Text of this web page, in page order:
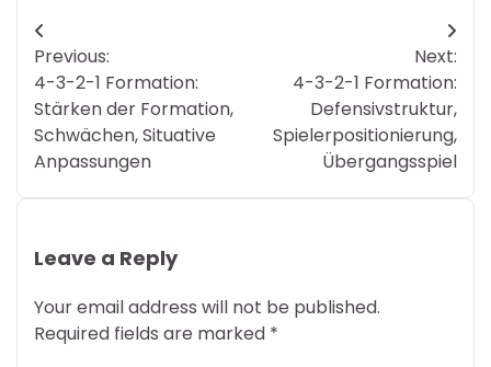
Post
navigation
Previous:
4-3-2-1 Formation:
Stärken der Formation,
Schwächen, Situative
Anpassungen
Next:
4-3-2-1 Formation:
Defensivstruktur,
Spielerpositionierung,
Übergangsspiel
Leave a Reply
Your email address will not be published.
Required fields are marked *